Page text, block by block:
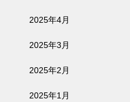
2025年4月
2025年3月
2025年2月
2025年1月